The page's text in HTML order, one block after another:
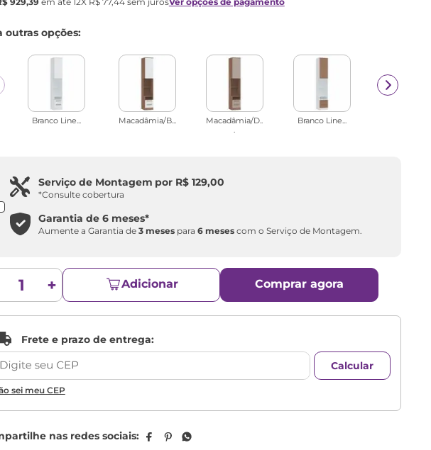
outras opções:
Branco Line... Macadâmia/B...
Macadâmia/D..
.
Branco Line...
Serviço de Montagem por R$ 129,00
*Consulte cobertura
Garantia de6 meses*
Aumente a Garantia de3 meses para6 meses com o Serviço de Montagem.
Adicionar Comprar agora
sei meu CEP